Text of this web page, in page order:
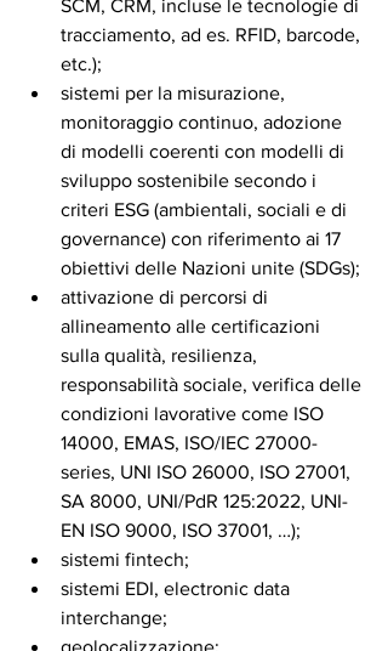
SCM, CRM, incluse le tecnologie di
tracciamento, ad es. RFID, barcode,
etc.);
sistemi per la misurazione,
monitoraggio continuo, adozione
di modelli coerenti con modelli di
sviluppo sostenibile secondo i
criteri ESG (ambientali, sociali e di
governance) con riferimento ai 17
obiettivi delle Nazioni unite (SDGs);
attivazione di percorsi di
allineamento alle certificazioni
sulla qualità, resilienza,
responsabilità sociale, verifica delle
condizioni lavorative come ISO
14000, EMAS, ISO/IEC 27000-
series, UNI ISO 26000, ISO 27001,
SA 8000, UNI/PdR 125:2022, UNI-
EN ISO 9000, ISO 37001, …);
sistemi fintech;
sistemi EDI, electronic data
interchange;
geolocalizzazione;